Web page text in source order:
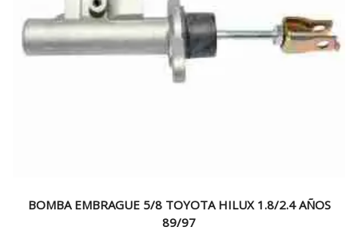
BOMBA EMBRAGUE 5/8 TOYOTA HILUX 1.8/2.4 AÑOS
89/97